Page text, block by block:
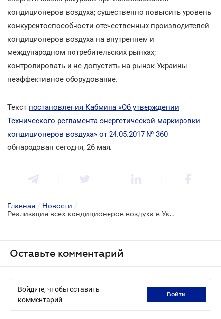
кондиционеров воздуха; существенно повысить уровень
конкурентоспособности отечественных производителей
кондиционеров воздуха на внутреннем и
международном потребительских рынках;
контролировать и не допустить на рынок Украины
неэффективное оборудование.
Текст постановления Кабмина «Об утверждении
Технического регламента энергетической маркировки
кондиционеров воздуха» от 24.05.2017 № 360
обнародован сегодня, 26 мая.
Главная / Новости /
Реализация всех кондиционеров воздуха в Украине
Оставьте комментарий
Войдите, чтобы оставить
комментарий
войти